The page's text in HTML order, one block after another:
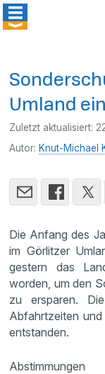
Umland
Zuletzt aktualisiert:
Autor: Knut-Michael
Die Anfang des
im Görlitzer
gestern das
worden, um den
zu ersparen.
Abfahrtzeiten
entstanden.